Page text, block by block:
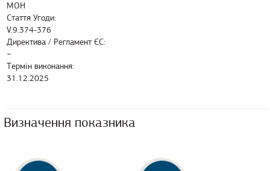
МОН
Стаття Угоди:
V.9.374-376
Директива / Регламент ЄС:
−
Термін виконання:
31.12.2025
Визначення показника